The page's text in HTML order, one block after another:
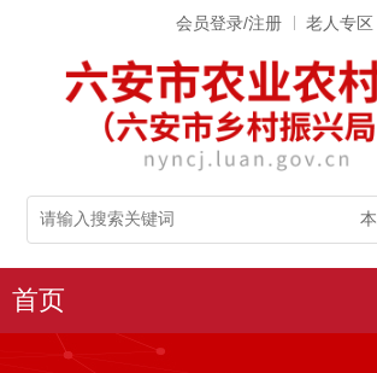
会员登录/注册 老人专区
首页